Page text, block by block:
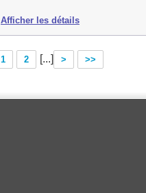
Afficher les détails
1 2 [...] > >>